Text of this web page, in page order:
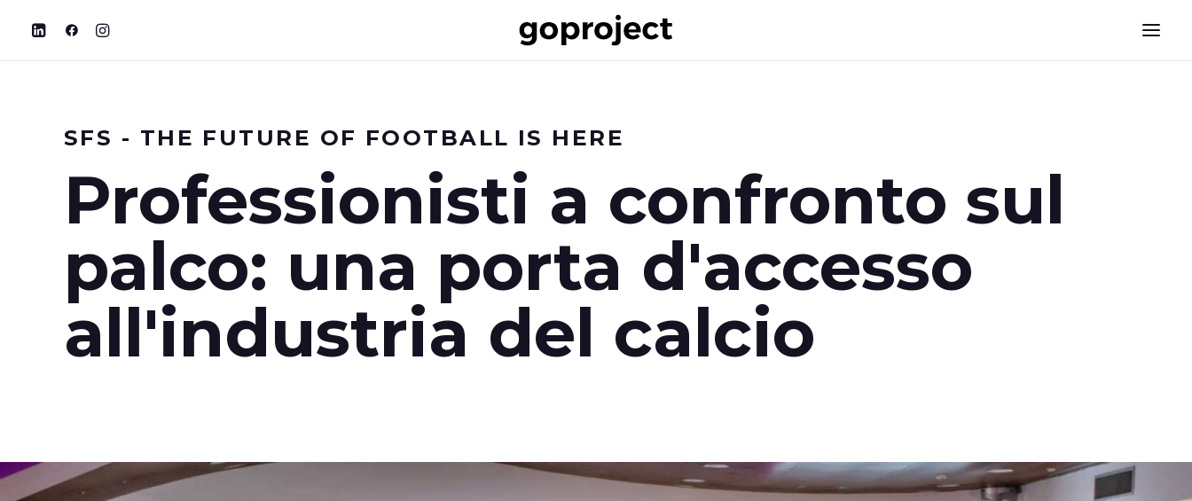
SFS - THE FUTURE OF FOOTBALL IS HERE
Professionisti a confronto sul
palco: una porta d'accesso
all'industria del calcio